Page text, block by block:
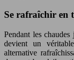
Se rafraîchir en
Pendant les chaudes
devient un
alternative